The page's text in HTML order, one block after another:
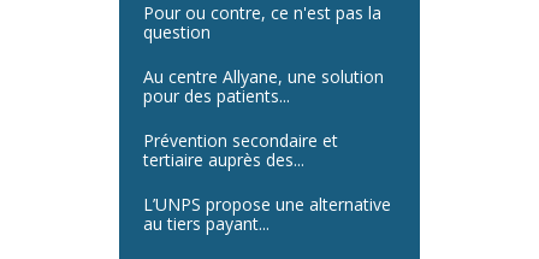
Pour ou contre, ce n'est pas la
question
Au centre Allyane, une solution
pour des patients...
Prévention secondaire et
tertiaire auprès des...
L’UNPS propose une alternative
au tiers payant...